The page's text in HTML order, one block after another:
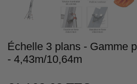
Échelle 3 plans - Gamme
- 4,43m/10,64m